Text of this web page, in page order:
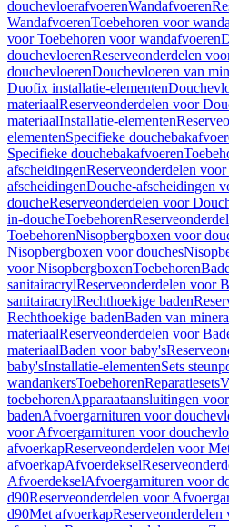
douchevloerafvoerenWandafvoeren
WandafvoerenToebehoren voor
voor Toebehoren voor wandafvoeren
douchevloerenReserveonderdelen
douchevloerenDouchevloeren van
Duofix installatie-elementen
materiaalReserveonderdelen voor
materiaalInstallatie-elementen
elementenSpecifieke
Specifieke douchebakafvoeren
afscheidingenReserveonderdelen
afscheidingenDouche-afscheidingen
doucheReserveonderdelen voor
in-doucheToebehoren
ToebehorenNisopbergboxen voor
Nisopbergboxen voor douches
voor NisopbergboxenToebehoren
sanitairacrylReserveonderdelen voor
sanitairacrylRechthoekige baden
Rechthoekige badenBaden van
materiaalReserveonderdelen voor
materiaalBaden voor baby's
baby'sInstallatie-elementenSets
wandankersToebehorenReparatiesets
toebehorenApparaataansluitingen
badenAfvoergarnituren voor
voor Afvoergarnituren voor
afvoerkapReserveonderdelen voor
afvoerkapAfvoerdeksel
AfvoerdekselAfvoergarnituren voor
d90Reserveonderdelen voor
d90Met afvoerkap